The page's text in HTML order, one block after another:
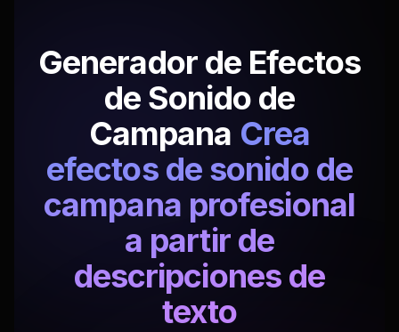
Generador de Efectos
de Sonido de
Campana Crea
efectos de sonido de
campana profesional
a partir de
descripciones de
texto